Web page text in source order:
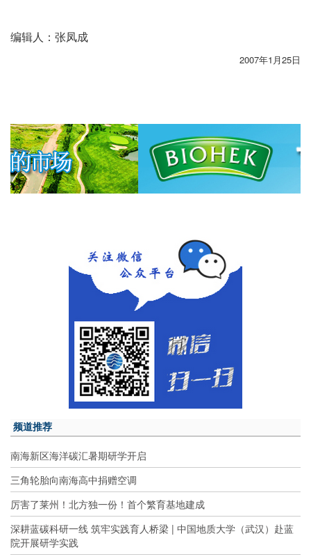
编辑人：张凤成
2007年1月25日
频道推荐
南海新区海洋碳汇暑期研学开启
三角轮胎向南海高中捐赠空调
厉害了莱州！北方独一份！首个繁育基地建成
深耕蓝碳科研一线 筑牢实践育人桥梁 | 中国地质大学（武汉）赴蓝
院开展研学实践